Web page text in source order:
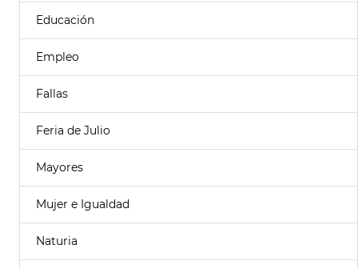
Educación
Empleo
Fallas
Feria de Julio
Mayores
Mujer e Igualdad
Naturia